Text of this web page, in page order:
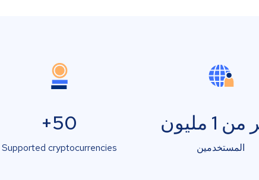
1 مليون
المستخدمين
50+
Supported cryptocurrencies